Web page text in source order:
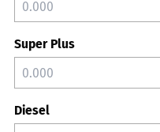
Super Plus
Diesel